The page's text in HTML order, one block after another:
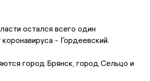
остался всего один
- Гордеевский.
город Брянск, город Сельцо и